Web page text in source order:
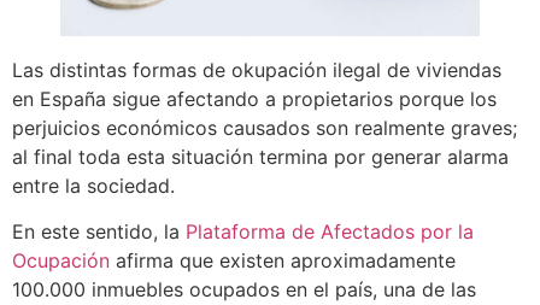
Las distintas formas de okupación ilegal de viviendas
en España sigue afectando a propietarios porque los
perjuicios económicos causados son realmente graves;
al final toda esta situación termina por generar alarma
entre la sociedad.
En este sentido, la Plataforma de Afectados por la
Ocupación afirma que existen aproximadamente
100.000 inmuebles ocupados en el país, una de las